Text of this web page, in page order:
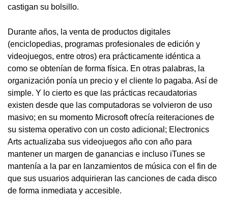
castigan su bolsillo.
Durante años, la venta de productos digitales
(enciclopedias, programas profesionales de edición y
videojuegos, entre otros) era prácticamente idéntica a
como se obtenían de forma física. En otras palabras, la
organización ponía un precio y el cliente lo pagaba. Así de
simple. Y lo cierto es que las prácticas recaudatorias
existen desde que las computadoras se volvieron de uso
masivo; en su momento Microsoft ofrecía reiteraciones de
su sistema operativo con un costo adicional; Electronics
Arts actualizaba sus videojuegos año con año para
mantener un margen de ganancias e incluso iTunes se
mantenía a la par en lanzamientos de música con el fin de
que sus usuarios adquirieran las canciones de cada disco
de forma inmediata y accesible.